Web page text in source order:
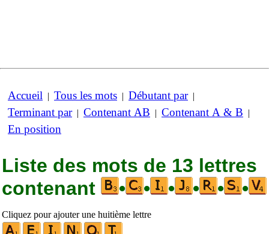
Accueil | Tous les mots | Débutant par|
Terminant par| Contenant AB | Contenant A & B |
En position
Liste des mots de 13 lettres
contenant
• • • • • •
Cliquez pour ajouter une huitième lettre